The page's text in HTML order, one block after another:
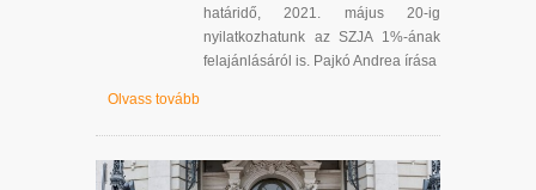
határidő, 2021. május 20-ig
nyilatkozhatunk az SZJA 1%-ának
felajánlásáról is. Pajkó Andrea írása
Olvass tovább